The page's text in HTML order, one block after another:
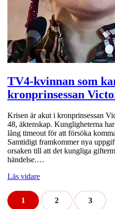
TV4-kvinnan som
kronprinsessan
Krisen är akut i kronprinsessan
48, äktenskap. Kungligheterna
lång timeout för att försöka
Samtidigt framkommer nya
orsaken till att det kungliga
händelse.…
Läs vidare
1 2 3